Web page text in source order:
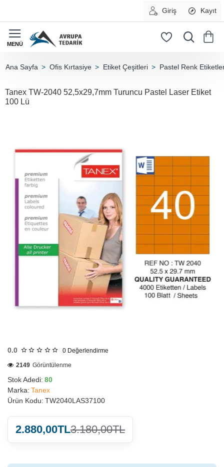
Giriş Kayıt
Ofis Kırtasiye Etiket Çeşitleri Pastel Renk
Tanex TW-2040 52,5x29,7mm Turuncu Pastel Laser Etiket
100 Lü
0.0 0 Değerlendirme
Stok Adedi: 80
Marka: Tanex
Ürün Kodu: TW2040LAS37100
2149 Görüntülenme
2.880,00TL3.180,00TL